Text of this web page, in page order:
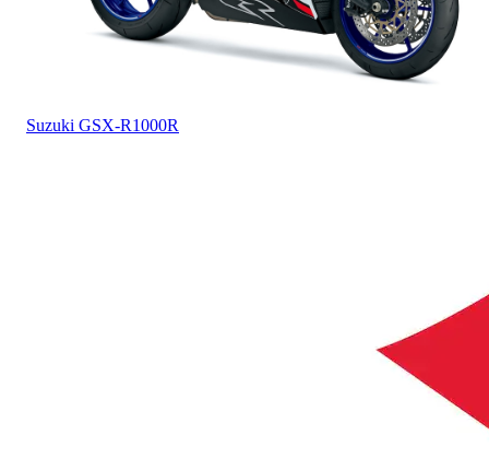
Suzuki GSX-R1000R